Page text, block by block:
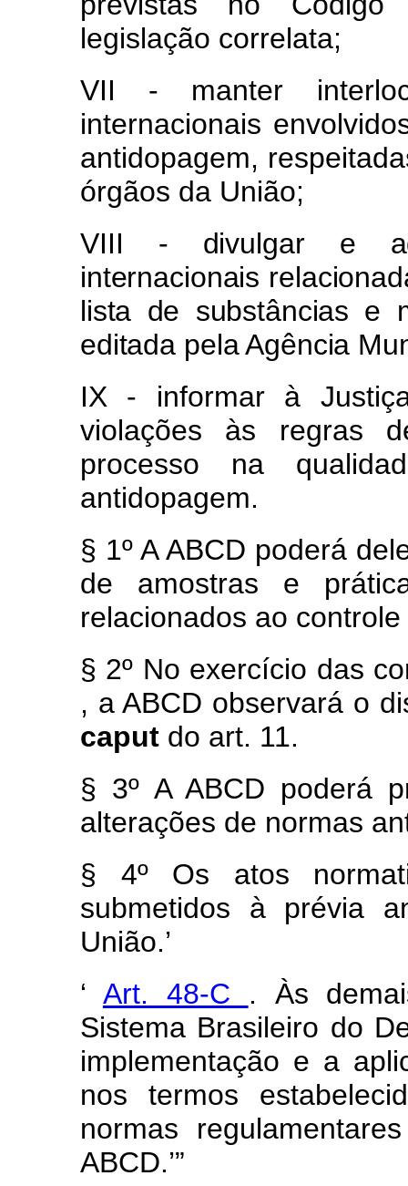
legislação correlata;
VII - manter
internacionais
antidopagem,
órgãos da União;
VIII - divulgar e
internacionais
lista de substâncias e
editada pela Agência
IX - informar à
violações às regras
processo na
antidopagem.
§ 1º A ABCD poderá
de amostras e
relacionados ao
§ 2º No exercício das
, a ABCD observará o
caput do art. 11.
§ 3º A ABCD poderá
alterações de normas
§ 4º Os atos
submetidos à prévia
União.’
‘ Art. 48-C . Às
Sistema Brasileiro do
implementação e a
nos termos
normas
ABCD.’”